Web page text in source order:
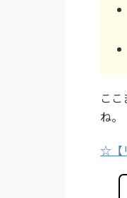
ここ
ね。
☆【